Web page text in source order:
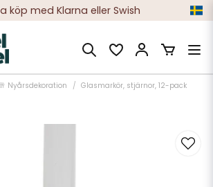
köp med Klarna eller Swish
10 000-tals nöjda kunder
🥂 Nyårsdekoration Glasmarkör, stjärnor, 12-pack